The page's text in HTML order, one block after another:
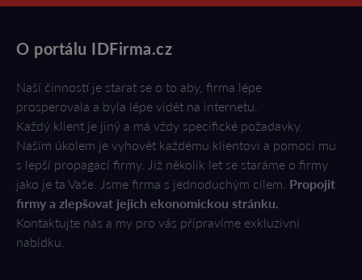
O portálu IDFirma.cz
Naší činností je starat se o to aby, firma lépe
prosperovala a byla lépe vidět na internetu.
Každý klient je jiný a má vždy specifické požadavky.
Naším úkolem je vyhovět každému klientovi a pomoci mu
s lepší propagací firmy. Již několik let se staráme o firmy
jako je ta Vaše. Jsme firma s jednoduchým cílem. Propojit
firmy a zlepšovat jejich ekonomickou stránku.
Kontaktujte nás a my pro vás připravíme exkluzivní
nabídku.